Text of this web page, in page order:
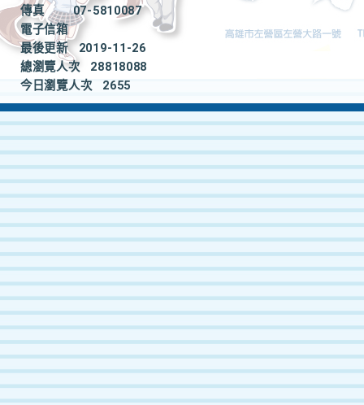
傳真
07-5810087
電子信箱
最後更新
2019-11-26
總瀏覽人次
28818088
今日瀏覽人次
2655